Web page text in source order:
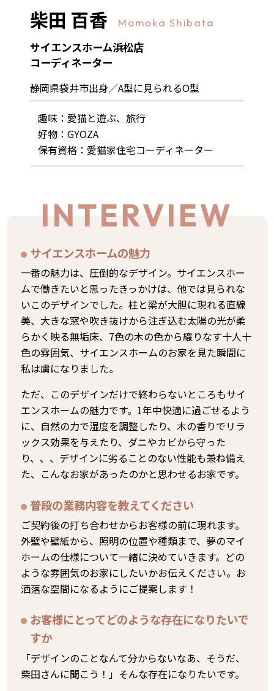
柴田 百香 Momoka Shibata
サイエンスホーム浜松店
コーディネーター
静岡県袋井市出身／A型に見られるO型
趣味： 愛猫と遊ぶ、旅行
好物：GYOZA
保有資格： 愛猫家住宅コーディネーター
INTERVIEW
サイエンスホームの魅力
一番の魅力は、圧倒的なデザイン。サイエンスホー
ムで働きたいと思ったきっかけは、他では見られな
いこのデザインでした。柱と梁が大胆に現れる直線
美、大きな窓や吹き抜けから注ぎ込む太陽の光が柔
らかく映る無垢床、7色の木の色から織りなす十人十
色の雰囲気、サイエンスホームのお家を見た瞬間に
私は虜になりました。
ただ、このデザインだけで終わらないところもサイ
エンスホームの魅力です。1年中快適に過ごせるよう
に、自然の力で湿度を調整したり、木の香りでリラ
ックス効果を与えたり、ダニやカビから守った
り、、、デザインに劣ることのない性能も兼ね備え
た、こんなお家があったのかと思わせるお家です。
普段の業務内容を教えてください
ご契約後の打ち合わせからお客様の前に現れます。
外壁や壁紙から、照明の位置や種類まで、夢のマイ
ホームの仕様について一緒に決めていきます。どの
ような雰囲気のお家にしたいかお伝えください。お
洒落な空間になるようにご提案します！
お客様にとってどのような存在になりたいで
すか
「デザインのことなんて分からないなあ、そうだ、
柴田さんに聞こう！」そんな存在になりたいです。